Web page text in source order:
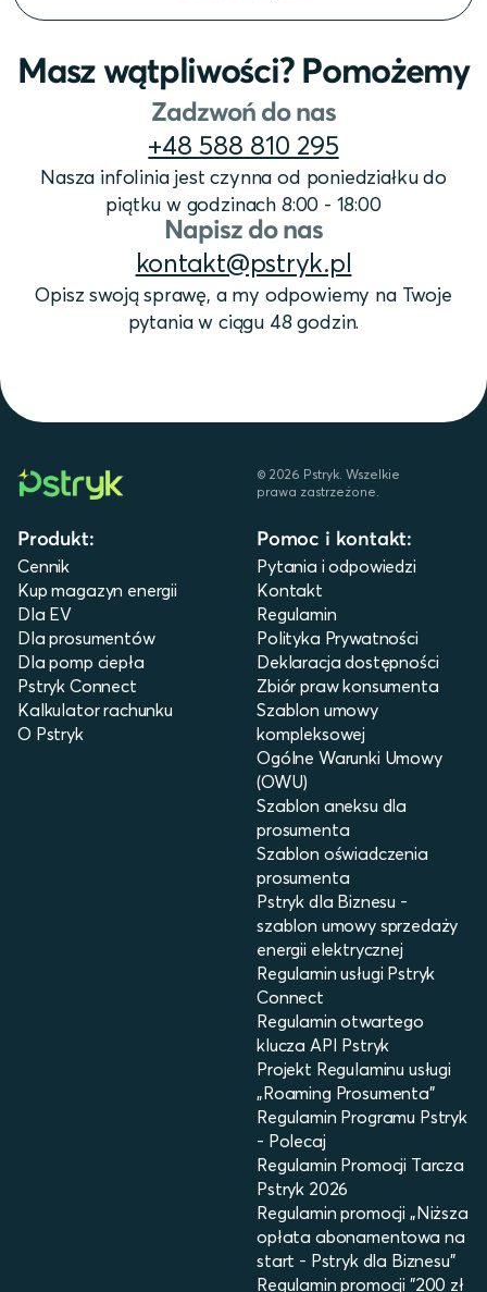
Masz wątpliwości? Pomożemy
Zadzwoń do nas
+48 588 810 295
Nasza infolinia jest czynna od poniedziałku do
piątku w godzinach 8:00 - 18:00
Napisz do nas
kontakt@pstryk.pl
Opisz swoją sprawę, a my odpowiemy na Twoje
pytania w ciągu 48 godzin.
© 2026 Pstryk. Wszelkie
prawa zastrzeżone.
Produkt:
Cennik
Kup magazyn energii
Dla EV
Dla prosumentów
Dla pomp ciepła
Pstryk Connect
Kalkulator rachunku
O Pstryk
Pomoc i kontakt:
Pytania i odpowiedzi
Kontakt
Regulamin
Polityka Prywatności
Deklaracja dostępności
Zbiór praw konsumenta
Szablon umowy
kompleksowej
Ogólne Warunki Umowy
(OWU)
Szablon aneksu dla
prosumenta
Szablon oświadczenia
prosumenta
Pstryk dla Biznesu -
szablon umowy sprzedaży
energii elektrycznej
Regulamin usługi Pstryk
Connect
Regulamin otwartego
klucza API Pstryk
Projekt Regulaminu usługi
„Roaming Prosumenta”
Regulamin Programu Pstryk
- Polecaj
Regulamin Promocji Tarcza
Pstryk 2026
Regulamin promocji „Niższa
opłata abonamentowa na
start - Pstryk dla Biznesu”
Regulamin promocji "200 zł